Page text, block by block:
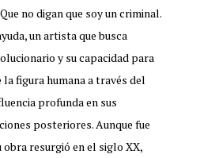
no digan que soy un criminal.
un artista que busca
y su capacidad para
figura humana a través del
profunda en sus
posteriores. Aunque fue
resurgió en el siglo XX,